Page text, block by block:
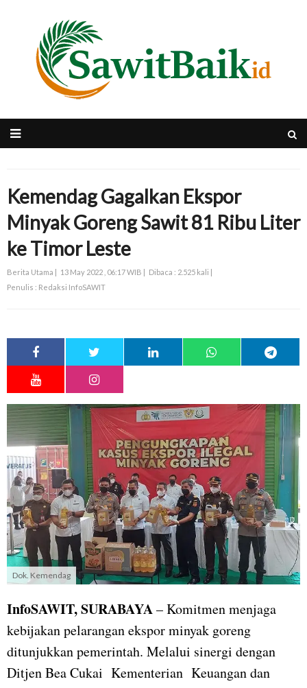
Kemendag Gagalkan Ekspor
Minyak Goreng Sawit 81 Ribu Liter
ke Timor Leste
Berita Utama | 13 May 2022 , 06:17 WIB | Dibaca : 2.525 kali |
Penulis : Redaksi InfoSAWIT
Dok. Kemendag
InfoSAWIT, SURABAYA– Komitmen menjaga
kebijakan pelarangan ekspor minyak goreng
ditunjukkan pemerintah. Melalui sinergi dengan
Ditjen Bea Cukai Kementerian Keuangan dan